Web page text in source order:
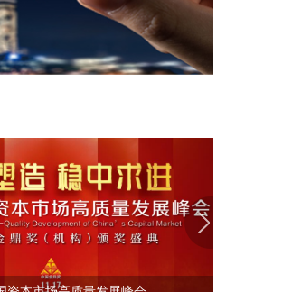
施从训练端向推理端延伸，建议重
片、AIDC、交换机、服务器等算
性机遇。
，亿华通自主研发的《一种燃料
方法及活化装置》（专利号：AU
通过澳大利亚知识产权局的全流
获得澳大利亚专利授权。这是亿华
心技术领域拿下的首个澳大利亚发
的燃料电池创新成果正式获得海